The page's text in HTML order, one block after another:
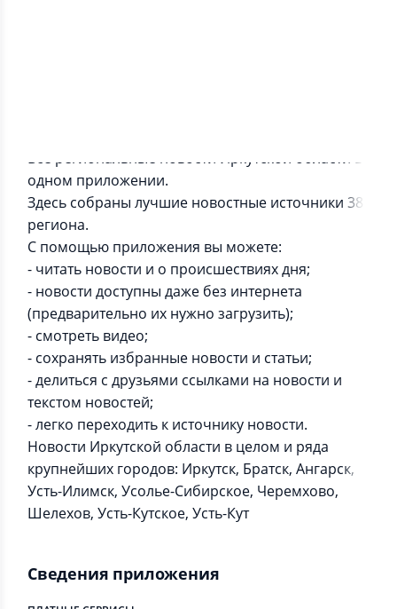
Все региональные новости Иркутской области в
одном приложении.
Здесь собраны лучшие новостные источники 38
региона.
С помощью приложения вы можете:
- читать новости и о происшествиях дня;
- новости доступны даже без интернета
(предварительно их нужно загрузить);
- смотреть видео;
- сохранять избранные новости и статьи;
- делиться с друзьями ссылками на новости и
текстом новостей;
- легко переходить к источнику новости.
Новости Иркутской области в целом и ряда
крупнейших городов: Иркутск, Братск, Ангарск,
Усть-Илимск, Усолье-Сибирское, Черемхово,
Шелехов, Усть-Кутское, Усть-Кут
Сведения приложения